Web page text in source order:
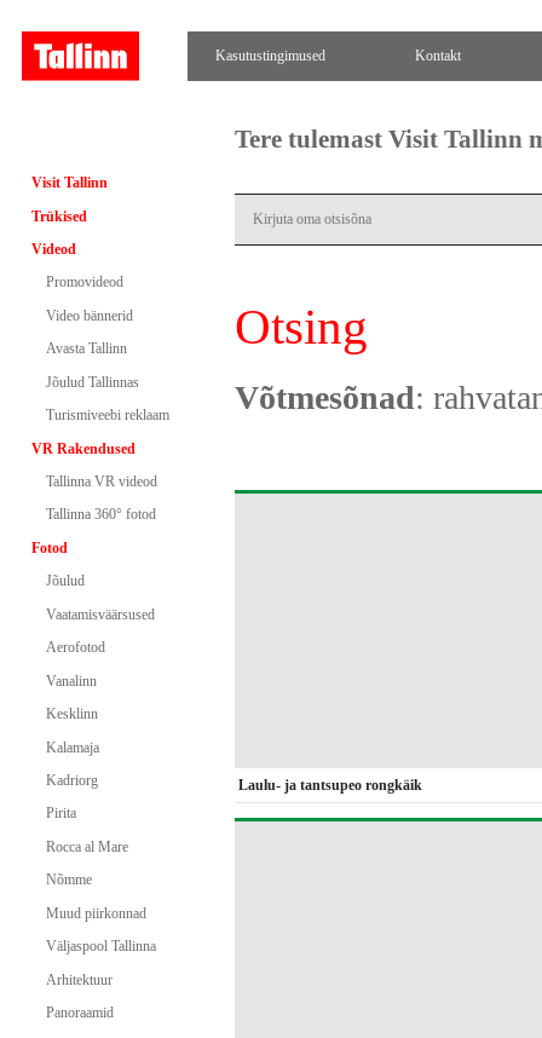
Kasutustingimused Kontakt
Visit Tallinn
Trükised
Videod
Promovideod
Video bännerid
Avasta Tallinn
Jõulud Tallinnas
Turismiveebi reklaam
VR Rakendused
Tallinna VR videod
Tallinna 360° fotod
Fotod
Jõulud
Vaatamisväärsused
Aerofotod
Vanalinn
Kesklinn
Kalamaja
Kadriorg
Pirita
Rocca al Mare
Nõmme
Muud piirkonnad
Väljaspool Tallinna
Arhitektuur
Panoraamid
Tere tulemast Visit Tallinn
Otsing
Võtmesõnad:
Laulu- ja tantsupeo rongkäik